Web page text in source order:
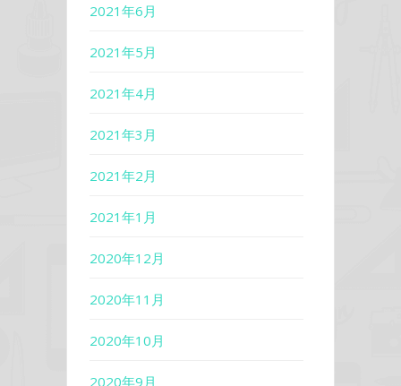
2021年6月
2021年5月
2021年4月
2021年3月
2021年2月
2021年1月
2020年12月
2020年11月
2020年10月
2020年9月